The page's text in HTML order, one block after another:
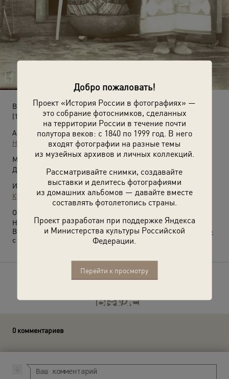
Добро пожаловать!
Проект «История России в фотографиях» —
это собрание фотоснимков, сделанных
на территории России в течение почти
полутора веков: с 1840 по 1999 год. В него
входят фотографии на разные темы
из музейных архивов и личных коллекций.
Рассматривайте снимки, создавайте
выставки и делитесь фотографиями
из домашних альбомов — давайте вместе
составлять фотолетопись страны.
Проект разработан при поддержке Яндекса
и Министерства культуры Российской
Федерации.
Перейти к просмотру
Выход невесты из дома отца
(1926 год)
Автор:
Неизвестный автор
Место съемки:
Дальневосточный край
Источники:
Кунсткамера
О фотографии:
Нанайцы.
Выставка«Из коллекции Кунсткамеры: Невесты и Молодухи»
с этой фотографией.
Расскажите друзьям об этом фото
0 комментариев